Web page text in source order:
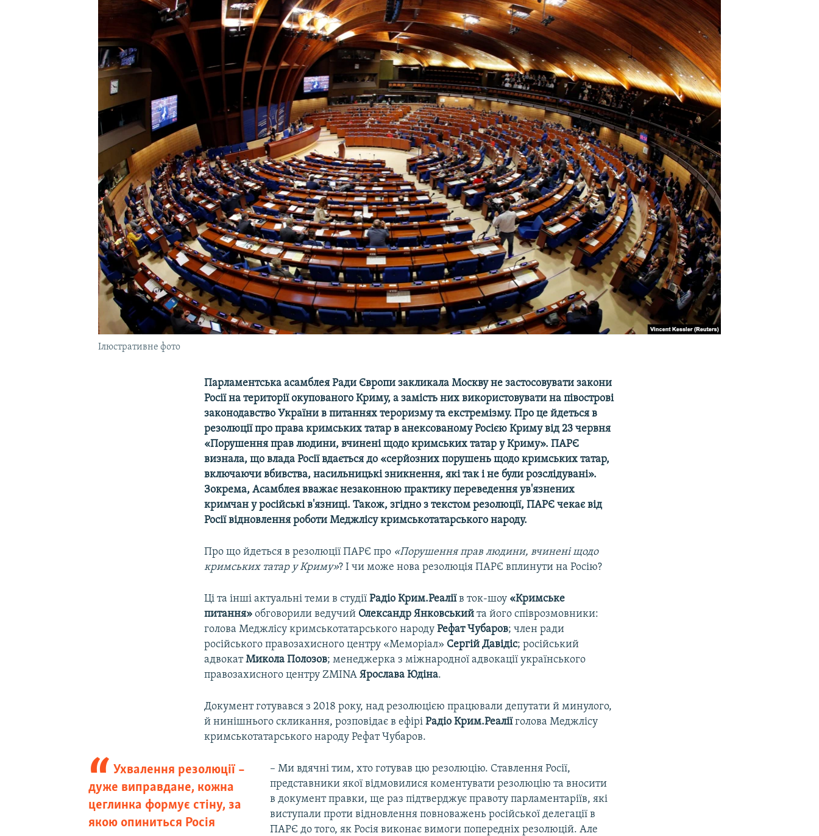
УКРАЇНСЬКА ПРОБЛЕМА КРИМУ
Ілюстративне фото
Парламентська асамблея Ради Європи закликала Москву не застосовувати закони
Росії на території окупованого Криму, а замість них використовувати на півострові
законодавство України в питаннях тероризму та екстремізму. Про це йдеться в
резолюції про права кримських татар в анексованому Росією Криму від 23 червня
«Порушення прав людини, вчинені щодо кримських татар у Криму». ПАРЄ
визнала, що влада Росії вдається до «серйозних порушень щодо кримських татар,
включаючи вбивства, насильницькі зникнення, які так і не були розслідувані».
Зокрема, Асамблея вважає незаконною практику переведення ув'язнених
кримчан у російські в'язниці. Також, згідно з текстом резолюції, ПАРЄ чекає від
Росії відновлення роботи Меджлісу кримськотатарського народу.
Про що йдеться в резолюції ПАРЄ про «Порушення прав людини, вчинені щодо
кримських татар у Криму»? І чи може нова резолюція ПАРЄ вплинути на Росію?
Ці та інші актуальні теми в студіїРадіо Крим.Реаліїв ток-шоу «Кримське
питання»обговорили ведучий Олександр Янковський та його співрозмовники:
голова Меджлісу кримськотатарського народуРефат Чубаров; член ради
російського правозахисного центру «Меморіал» Сергій Давідіс; російський
адвокатМикола Полозов; менеджерка з міжнародної адвокації українського
правозахисного центру ZMINAЯрослава Юдіна.
Документ готувався з 2018 року, над резолюцією працювали депутати й минулого,
й нинішнього скликання, розповідає в ефіріРадіо Крим.Реаліїголова Меджлісу
кримськотатарського народу Рефат Чубаров.
Ухвалення резолюції –
дуже виправдане, кожна
цеглинка формує стіну, за
якою опиниться Росія
– Ми вдячні тим, хто готував цю резолюцію. Ставлення Росії,
представники якої відмовилися коментувати резолюцію та вносити
в документ правки, ще раз підтверджує правоту парламентаріїв, які
виступали проти відновлення повноважень російської делегації в
ПАРЄ до того, як Росія виконає вимоги попередніх резолюцій. Але